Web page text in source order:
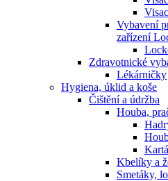
Vybavení
zařízení
Zdravotnické
Lékárničky
Hygiena, úklid a koše
Čištění a údržba
Houba,
Kbelíky a
Smetáky,